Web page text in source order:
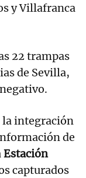
y Villafranca
22 trampas
de Sevilla,
la integración
de
Estación
capturados